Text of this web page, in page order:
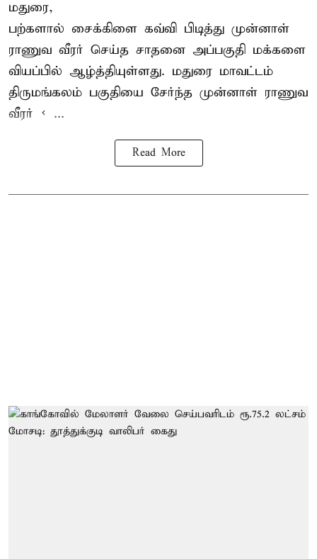
மதுரை,
பற்களால் சைக்கிளை கவ்வி பிடித்து முன்னாள்
ராணுவ வீரர் செய்த சாதனை அப்பகுதி மக்களை
வியப்பில் ஆழ்த்தியுள்ளது. மதுரை மாவட்டம்
திருமங்கலம் பகுதியை சேர்ந்த முன்னாள் ராணுவ
வீரர் < ...
Read More